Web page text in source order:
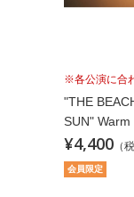
"THE
SUN"
¥4,400 （
会員限定